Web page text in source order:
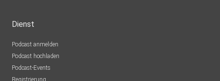
Dienst
Podcast anmelden
Podcast hochladen
Podcast-Events
Registrierung